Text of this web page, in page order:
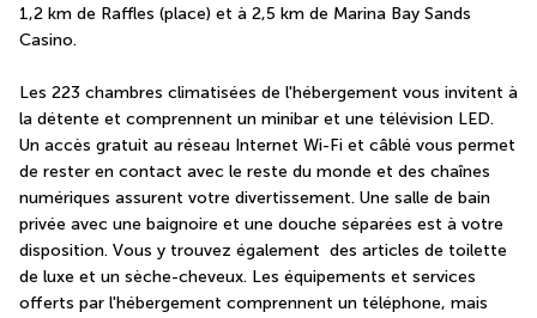
1,2 km de Raffles (place) et à 2,5 km de Marina Bay Sands
Casino.
Les 223 chambres climatisées de l'hébergement vous invitent à
la détente et comprennent un minibar et une télévision LED.
Un accès gratuit au réseau Internet Wi-Fi et câblé vous permet
de rester en contact avec le reste du monde et des chaînes
numériques assurent votre divertissement. Une salle de bain
privée avec une baignoire et une douche séparées est à votre
disposition. Vous y trouvez également  des articles de toilette
de luxe et un sèche-cheveux. Les équipements et services
offerts par l'hébergement comprennent un téléphone, mais